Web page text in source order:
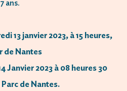
ans.
13 janvier 2023, à 15 heures,
de Nantes
Janvier 2023 à 08 heures 30
de Nantes.